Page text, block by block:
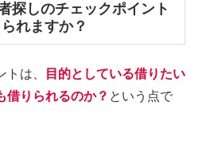
探しのチェックポイント
れますか？
は、
目的としている借りたい
借りられるのか？ という点で